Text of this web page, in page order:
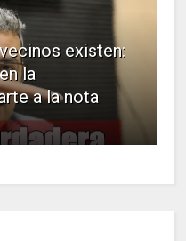
existen:
la
a la nota